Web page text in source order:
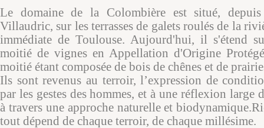
Le domaine de la Colombière est situé,
Villaudric, sur les terrasses de galets roulés de la
immédiate de Toulouse. Aujourd'hui, il s'étend
moitié de vignes en Appellation d'Origine
moitié étant composée de bois de chênes et de
Ils sont revenus au terroir, l’expression de
par les gestes des hommes, et à une réflexion large
à travers une approche naturelle et
tout dépend de chaque terroir, de chaque millésime.